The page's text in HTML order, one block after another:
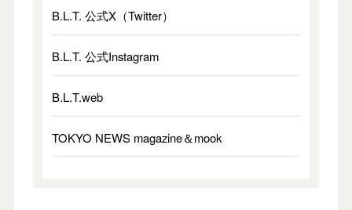
B.L.T. 公式X（Twitter）
B.L.T. 公式Instagram
B.L.T.web
TOKYO NEWS magazine＆mook